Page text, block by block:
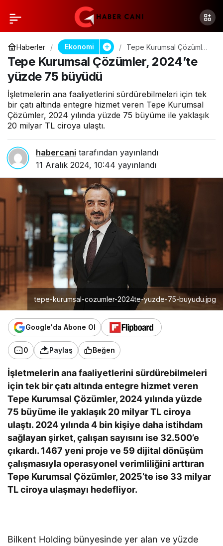
Haberler Ekonomi
Tepe Kurumsal Çözümler,
2024’te yüzde 75
büyüdü
Tepe Kurumsal Çözümler, 2024’te
yüzde 75 büyüdü
İşletmelerin ana faaliyetlerini sürdürebilmeleri için tek
bir çatı altında entegre hizmet veren Tepe Kurumsal
Çözümler, 2024 yılında yüzde 75 büyüme ile yaklaşık
20 milyar TL ciroya ulaştı.
habercani tarafından yayınlandı
11 Aralık 2024, 10:44 yayınlandı
tepe-kurumsal-cozumler-2024te-yuzde-75-buyudu.jpg
Google'da Abone Ol
0 Paylaş Beğen
İşletmelerin ana faaliyetlerini sürdürebilmeleri
için tek bir çatı altında entegre hizmet veren
Tepe Kurumsal Çözümler, 2024 yılında yüzde
75 büyüme ile yaklaşık 20 milyar TL ciroya
ulaştı. 2024 yılında 4 bin kişiye daha istihdam
sağlayan şirket, çalışan sayısını ise 32.500’e
çıkardı. 1467 yeni proje ve 59 dijital dönüşüm
çalışmasıyla operasyonel verimliliğini arttıran
Tepe Kurumsal Çözümler, 2025’te ise 33 milyar
TL ciroya ulaşmayı hedefliyor.
Bilkent Holding bünyesinde yer alan ve yüzde